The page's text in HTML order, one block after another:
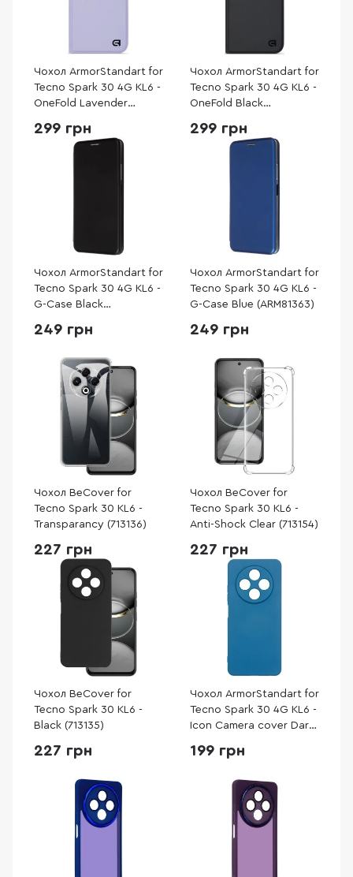
Чохол ArmorStandart for
Tecno Spark 30 4G KL6 -
OneFold Lavender
299 грн
Чохол ArmorStandart for
Tecno Spark 30 4G KL6 -
OneFold Black
299 грн
Чохол ArmorStandart for
Tecno Spark 30 4G KL6 -
G-Case Black
249 грн
Чохол ArmorStandart for
Tecno Spark 30 4G KL6 -
G-Case Blue (ARM81363)
249 грн
Чохол BeCover for
Tecno Spark 30 KL6 -
Transparancy (713136)
227 грн
Чохол BeCover for
Tecno Spark 30 KL6 -
Anti-Shock Clear (713154)
227 грн
Чохол BeCover for
Tecno Spark 30 KL6 -
Black (713135)
227 грн
Чохол ArmorStandart for
Tecno Spark 30 4G KL6 -
Icon Camera cover Dark
199 грн